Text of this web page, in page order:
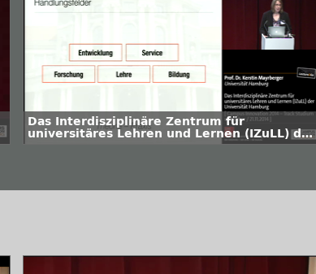
Das Interdisziplinäre Zentrum für
universitäres Lehren und Lernen (IZuLL) der